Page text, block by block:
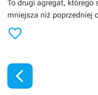
To drugi agregat, którego
mniejsza niż poprzedniej

